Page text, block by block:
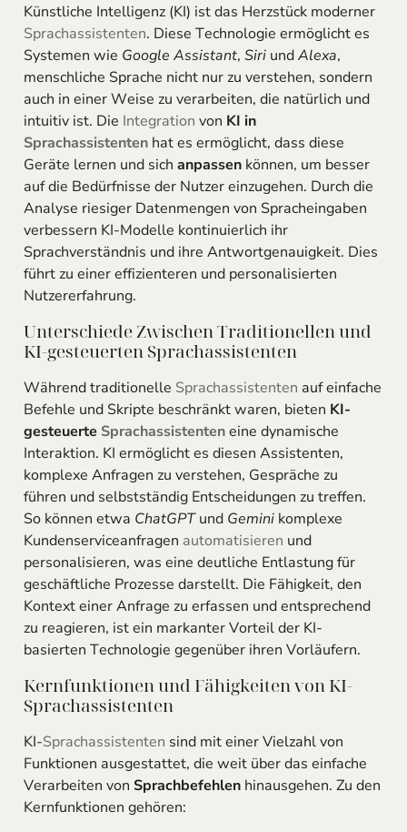
Künstliche Intelligenz (KI) ist das Herzstück moderner
Sprachassistenten. Diese Technologie ermöglicht es
Systemen wie Google Assistant, SiriundAlexa,
menschliche Sprache nicht nur zu verstehen, sondern
auch in einer Weise zu verarbeiten, die natürlich und
intuitiv ist. Die Integration von KI in
Sprachassistentenhat es ermöglicht, dass diese
Geräte lernen und sich anpassenkönnen, um besser
auf die Bedürfnisse der Nutzer einzugehen. Durch die
Analyse riesiger Datenmengen von Spracheingaben
verbessern KI-Modelle kontinuierlich ihr
Sprachverständnis und ihre Antwortgenauigkeit. Dies
führt zu einer effizienteren und personalisierten
Nutzererfahrung.
Unterschiede Zwischen Traditionellen und
KI-gesteuerten Sprachassistenten
Während traditionelle Sprachassistenten auf einfache
Befehle und Skripte beschränkt waren, bieten KI-
gesteuerte Sprachassistenteneine dynamische
Interaktion. KI ermöglicht es diesen Assistenten,
komplexe Anfragen zu verstehen, Gespräche zu
führen und selbstständig Entscheidungen zu treffen.
So können etwa ChatGPTund Geminikomplexe
Kundenserviceanfragen automatisieren und
personalisieren, was eine deutliche Entlastung für
geschäftliche Prozesse darstellt. Die Fähigkeit, den
Kontext einer Anfrage zu erfassen und entsprechend
zu reagieren, ist ein markanter Vorteil der KI-
basierten Technologie gegenüber ihren Vorläufern.
Kernfunktionen und Fähigkeiten von KI-
Sprachassistenten
KI-Sprachassistenten sind mit einer Vielzahl von
Funktionen ausgestattet, die weit über das einfache
Verarbeiten von Sprachbefehlenhinausgehen. Zu den
Kernfunktionen gehören: